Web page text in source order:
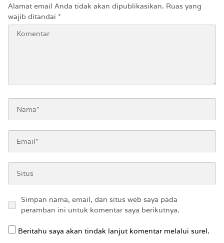
Alamat email Anda tidak akan dipublikasikan. Ruas yang
wajib ditandai *
Simpan nama, email, dan situs web saya pada
peramban ini untuk komentar saya berikutnya.
Beritahu saya akan tindak lanjut komentar melalui surel.